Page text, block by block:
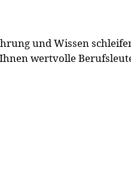
und Wissen
wertvolle